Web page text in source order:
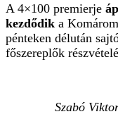
A 4×100 premierje
kezdődik a
pénteken délután
főszereplők
Szabó